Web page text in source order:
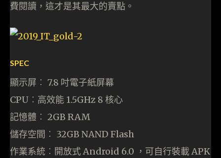
費閱讀，這才是其最大的賣點。
SPEC
顯示屏︰ 7.8 吋電子紙屏幕
CPU︰高效能 1.5GHz 8 核心
記憶體︰ 2GB RAM
儲存空間︰ 32GB NAND Flash
作業系統︰開放式 Android 6.0 ，可自行裝載 APK